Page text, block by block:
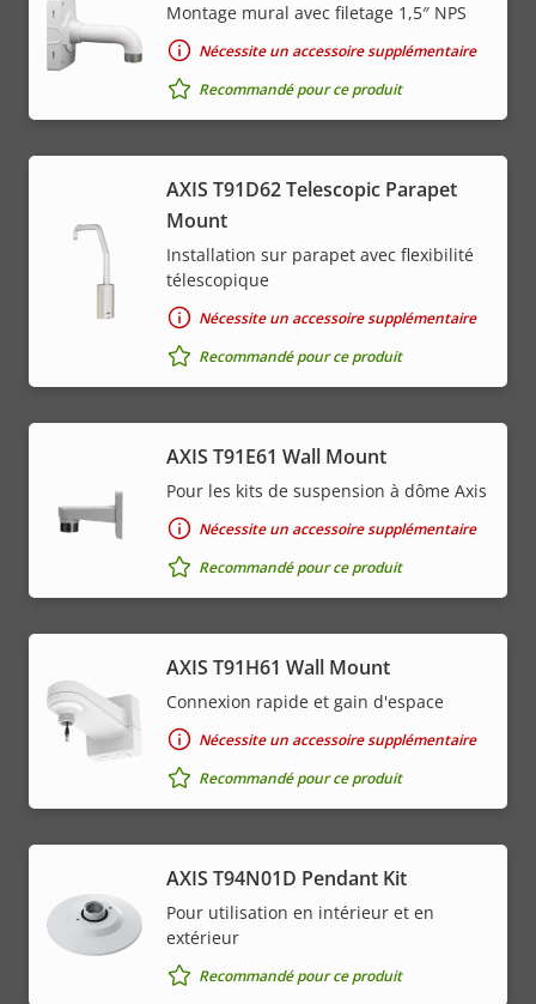
Montage mural avec filetage 1,5″ NPS
Nécessite un accessoire supplémentaire
Recommandé pour ce produit
AXIS T91D62 Telescopic Parapet
Mount
Installation sur parapet avec flexibilité
télescopique
Nécessite un accessoire supplémentaire
Recommandé pour ce produit
AXIS T91E61 Wall Mount
Pour les kits de suspension à dôme Axis
Nécessite un accessoire supplémentaire
Recommandé pour ce produit
AXIS T91H61 Wall Mount
Connexion rapide et gain d'espace
Nécessite un accessoire supplémentaire
Recommandé pour ce produit
AXIS T94N01D Pendant Kit
Pour utilisation en intérieur et en
extérieur
Recommandé pour ce produit